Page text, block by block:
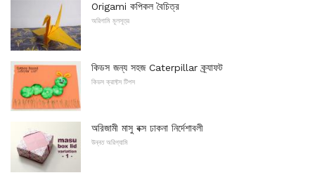
Origami কপিকল বৈচিত্র
অরিগামি মূলসূত্র
কিডস জন্য সহজ Caterpillar ক্র্যাফট
কিডস ক্রাফ্টস টিপস
অরিজামী মাসু বক্স ঢাকনা নির্দেশাবলী
উন্নত অরিগ্যামি